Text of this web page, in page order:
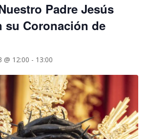
Padre Jesús
su Coronación de
@ 12:00 - 13:00